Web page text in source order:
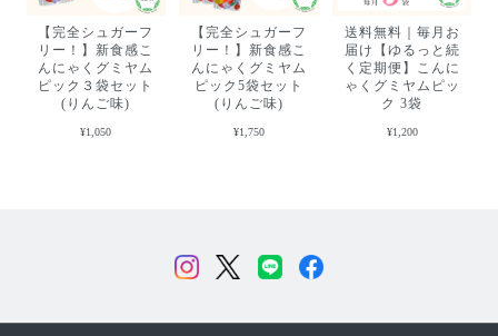
この度は石井メイドオリジナルをご利用
【完全シュガーフ
リー！】新食感こ
んにゃくグミヤム
ピック３袋セット
(りんご味)
¥1,050
【完全シュガーフ
リー！】新食感こ
んにゃくグミヤム
ピック5袋セット
(りんご味)
¥1,750
送料無料｜毎月お
届け【ゆるっと続
く定期便】こんに
ゃくグミヤムピッ
ク 3袋
¥1,200